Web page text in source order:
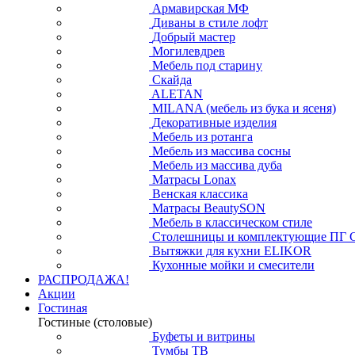
Армавирская МФ
Диваны в стиле лофт
Добрый мастер
Могилевдрев
Мебель под старину
Скайда
ALETAN
MILANA (мебель из бука и ясеня)
Декоративные изделия
Мебель из ротанга
Мебель из массива сосны
Мебель из массива дуба
Матрасы Lonax
Венская классика
Матрасы BeautySON
Мебель в классическом стиле
Столешницы и комплектующие ПГ
Вытяжки для кухни ELIKOR
Кухонные мойки и смесители
РАСПРОДАЖА!
Акции
Гостиная
Гостиные (столовые)
Буфеты и витрины
Тумбы ТВ